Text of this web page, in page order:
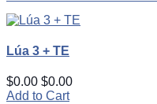
Lúa 3 + TE
$0.00 $0.00
Add to Cart